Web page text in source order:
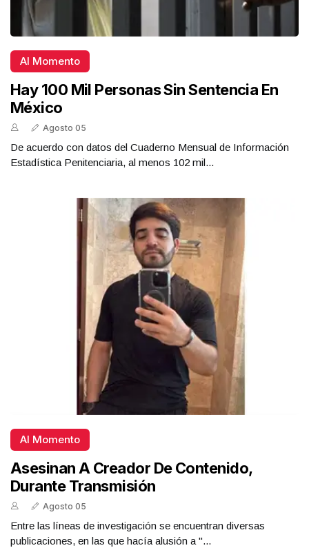
Al Momento
Hay 100 Mil Personas Sin Sentencia En
México
Agosto 05
De acuerdo con datos del Cuaderno Mensual de Información
Estadística Penitenciaria, al menos 102 mil...
Al Momento
Asesinan A Creador De Contenido,
Durante Transmisión
Agosto 05
Entre las líneas de investigación se encuentran diversas
publicaciones, en las que hacía alusión a "...